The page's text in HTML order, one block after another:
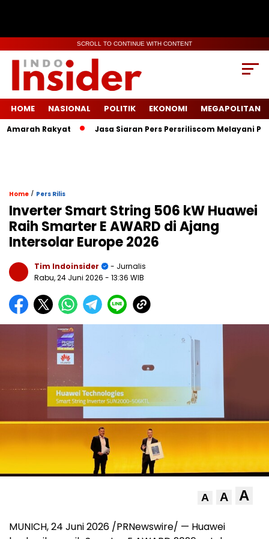
SCROLL TO CONTINUE WITH CONTENT
HOME NASIONAL POLITIK EKONOMI MEGAPOLITAN
Rakyat Jasa Siaran Pers Persriliscom Melayani
Home / Pers Rilis
Inverter Smart String 506 kW Huawei
Raih Smarter E AWARD di Ajang
Intersolar Europe 2026
Tim Indoinsider
- Jurnalis
Rabu, 24 Juni 2026 - 13:36 WIB
A A A
MUNICH, 24 Juni 2026 /PRNewswire/ — Huawei